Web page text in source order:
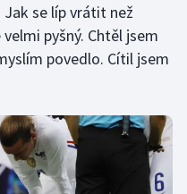
se líp vrátit než
pyšný. Chtěl jsem
povedlo. Cítil jsem